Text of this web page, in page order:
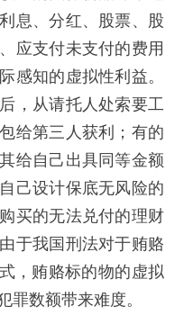
息、分红、股票、股
应支付未支付的费用
感知的虚拟性利益。
，从请托人处索要工
给第三人获利；有的
给自己出具同等金额
己设计保底无风险的
买的无法兑付的理财
于我国刑法对于贿赂
，贿赂标的物的虚拟
罪数额带来难度。